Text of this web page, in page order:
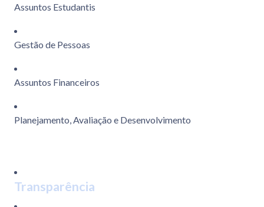
Assuntos Estudantis
Gestão de Pessoas
Assuntos Financeiros
Planejamento, Avaliação e Desenvolvimento
Transparência